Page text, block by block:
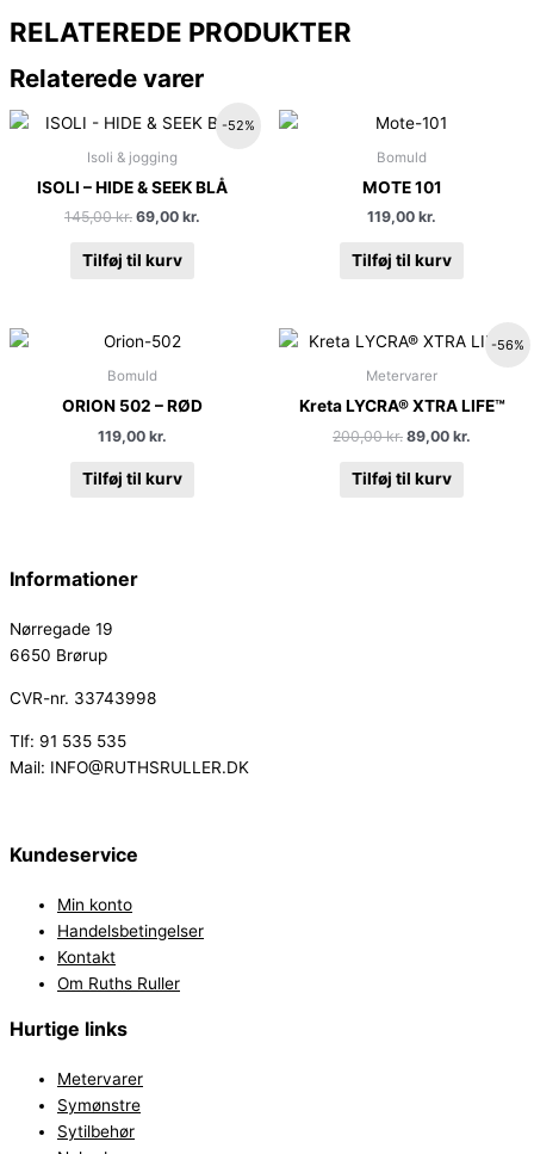
RELATEREDE PRODUKTER
Relaterede varer
-52%
Isoli & jogging
ISOLI – HIDE & SEEK BLÅ
145,00kr.
Den
pris
145,00 kr..
69,00 kr.
Den
69,00 kr..
Tilføj til kurv
Bomuld
MOTE 101
119,00 kr.
Tilføj til kurv
Bomuld
ORION 502 – RØD
119,00 kr.
Tilføj til kurv
-56%
Metervarer
Kreta LYCRA® XTRA LIFE™
200,00kr.
Den
pris
200,00 kr..
89,00 kr.
Den
aktuelle
89,00
Tilføj til kurv
Informationer
Nørregade 19
6650 Brørup
CVR-nr. 33743998
Tlf: 91 535 535
Mail: INFO@RUTHSRULLER.DK
Kundeservice
Min konto
Handelsbetingelser
Kontakt
Om Ruths Ruller
Hurtige links
Metervarer
Symønstre
Sytilbehør